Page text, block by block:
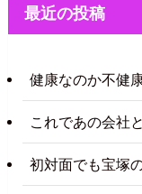
最近の投稿
健康なのか不健
これであの会社
初対面でも宝塚